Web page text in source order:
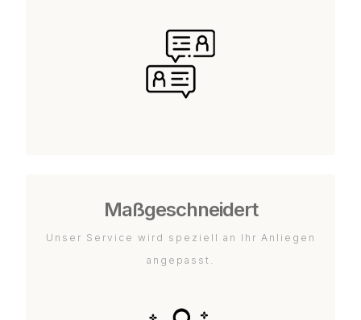
Maßgeschneidert
Unser Service wird speziell an Ihr Anliegen
angepasst.